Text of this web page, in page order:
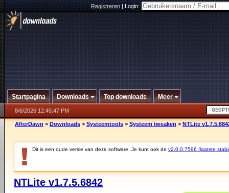
Registreren|Login:
Startpagina Downloads Top downloads Meer
8/6/2026 12:45:47 PM
AfterDawn > Downloads > Systeemtools > Systeem tweaken > NTLite
Dit is een oude versie van deze software. Je kunt ook de v2.0.0.7596 (laatste
NTLite v1.7.5.6842